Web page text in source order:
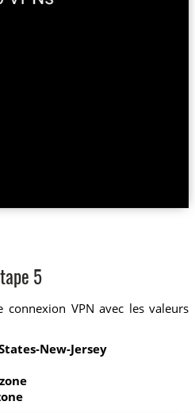
5
connexion VPN avec les valeurs
New-Jersey